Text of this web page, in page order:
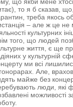
то я б сказав,
треба якось
– але ж це не
культурних
того, що людей
життя, є ще
у культурній
ми всі
Але,
майже без
люди, які
можливості